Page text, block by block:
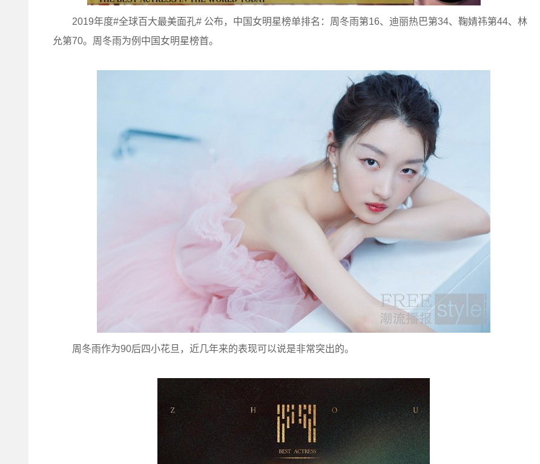
2019年度#全球百大最美面孔# 公布，中国女明星榜单排名：周冬雨第16、迪丽热巴第34、鞠婧祎第44、林
允第70。周冬雨为例中国女明星榜首。
周冬雨作为90后四小花旦，近几年来的表现可以说是非常突出的。